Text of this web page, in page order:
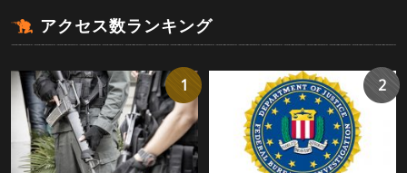
アクセス数ランキング
1 2